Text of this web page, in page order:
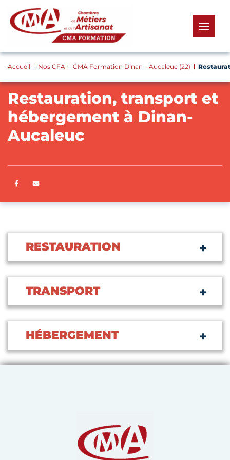
menu
Accueil Nos CFA CMA Formation Dinan – Aucaleuc (22)
Restauration, transport et
hébergement à Dinan-
Aucaleuc
Partager sur Facebook
RESTAURATION
TRANSPORT
HÉBERGEMENT
Chambre de Métiers et